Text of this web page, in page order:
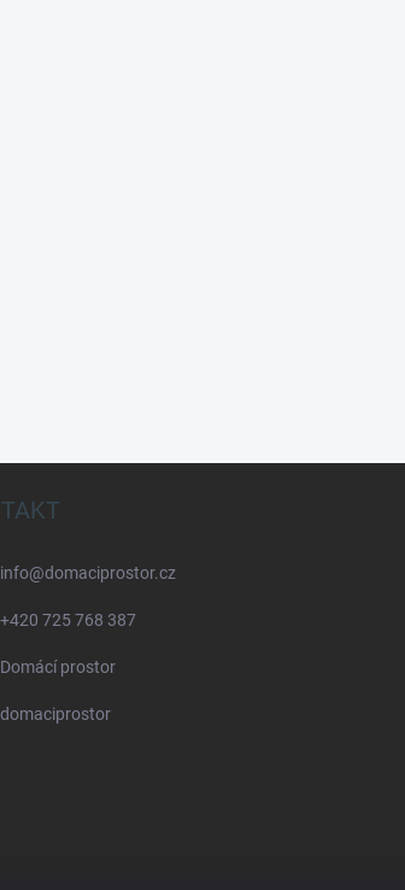
info@domaciprostor.cz
+420 725 768 387
Domácí prostor
domaciprostor